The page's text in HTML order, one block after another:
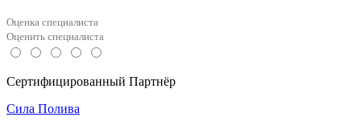
Оценка специалиста
Оценить специалиста
Сертифицированный Партнёр
Сила Полива